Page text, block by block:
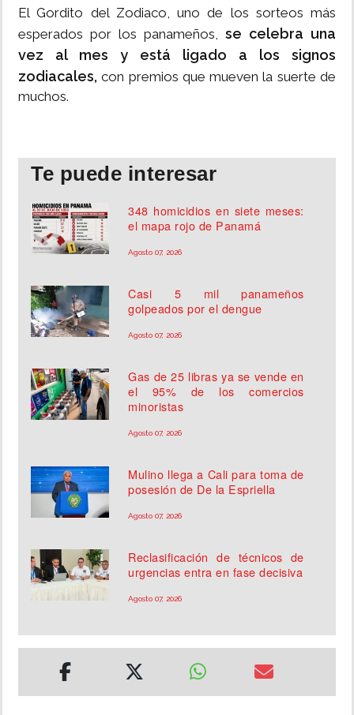
El Gordito del Zodiaco, uno de los sorteos más
esperados por los panameños, se celebra una
vez al mes y está ligado a los signos
zodiacales, con premios que mueven la suerte de
muchos.
Te puede interesar
348 homicidios en siete meses:
el mapa rojo de Panamá
Agosto 07, 2026
Casi 5 mil panameños
golpeados por el dengue
Agosto 07, 2026
Gas de 25 libras ya se vende en
el 95% de los comercios
minoristas
Agosto 07, 2026
Mulino llega a Cali para toma de
posesión de De la Espriella
Agosto 07, 2026
Reclasificación de técnicos de
urgencias entra en fase decisiva
Agosto 07, 2026